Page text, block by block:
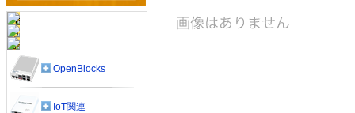
OpenBlocks
IoT関連